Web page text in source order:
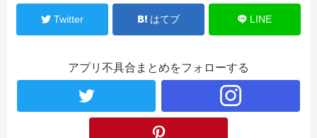
Twitter はてブ LINE
アプリ不具合まとめをフォローする